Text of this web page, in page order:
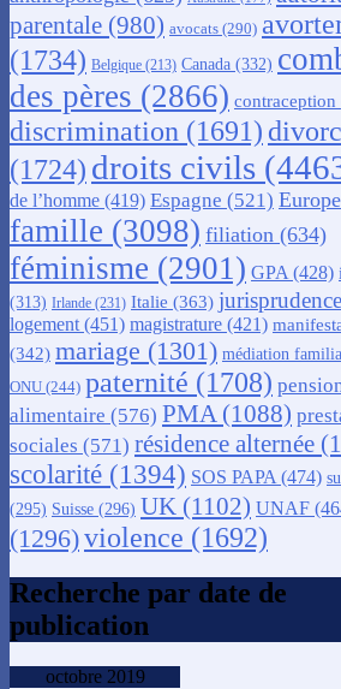
parentale (980) avocats (290)
(1734) Belgique (213) Canada (332)
des pères (2866) contraception
discrimination (1691)
(1724) droits civils
de l’homme (419) Espagne (521) Europe
famille (3098) filiation (634)
féminisme (2901) GPA (428)
(313) Irlande (231) Italie (363) jurisprudence
logement (451) magistrature (421)
(342) mariage (1301) médiation
ONU (244) paternité (1708)
alimentaire (576) PMA (1088)
sociales (571) résidence alternée
scolarité (1394) SOS PAPA (474)
(295) Suisse (296) UK (1102) UNAF
(1296)violence (1692)
Recherche par date de
publication
octobre 2019